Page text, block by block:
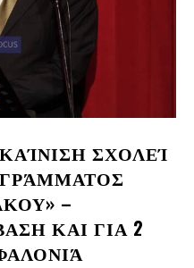
ΣΧΟΛΕΊ
–
ΚΑΙ ΓΙΑ 2